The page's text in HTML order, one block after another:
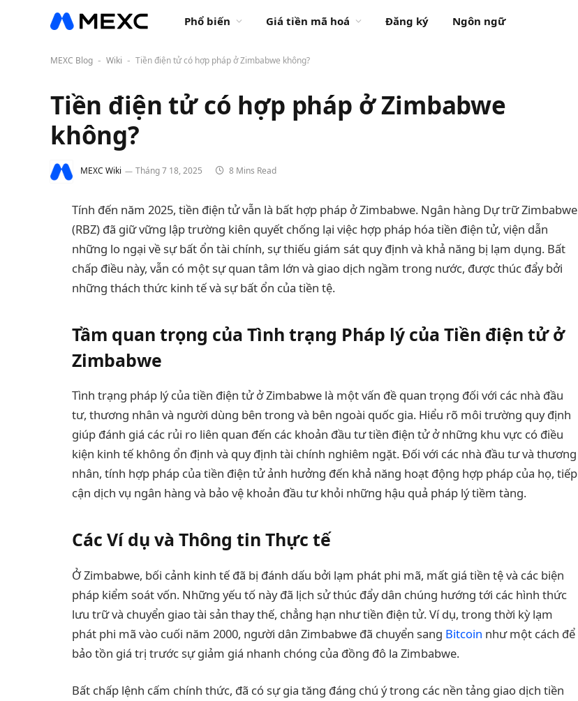
Phổ biến Giá tiền mã hoá Đăng ký Ngôn ngữ
MEXC Blog - Wiki - Tiền điện tử có hợp pháp ở Zimbabwe không?
Tiền điện tử có hợp pháp ở Zimbabwe
không?
MEXC Wiki Tháng 7 18, 2025 8 Mins Read
Tính đến năm 2025, tiền điện tử vẫn là bất hợp pháp ở Zimbabwe. Ngân hàng Dự trữ Zimbabwe
(RBZ) đã giữ vững lập trường kiên quyết chống lại việc hợp pháp hóa tiền điện tử, viện dẫn
những lo ngại về sự bất ổn tài chính, sự thiếu giám sát quy định và khả năng bị lạm dụng. Bất
chấp điều này, vẫn có một sự quan tâm lớn và giao dịch ngầm trong nước, được thúc đẩy bởi
những thách thức kinh tế và sự bất ổn của tiền tệ.
Tầm quan trọng của Tình trạng Pháp lý của Tiền điện tử ở
Zimbabwe
Tình trạng pháp lý của tiền điện tử ở Zimbabwe là một vấn đề quan trọng đối với các nhà đầu
tư, thương nhân và người dùng bên trong và bên ngoài quốc gia. Hiểu rõ môi trường quy định
giúp đánh giá các rủi ro liên quan đến các khoản đầu tư tiền điện tử ở những khu vực có điều
kiện kinh tế không ổn định và quy định tài chính nghiêm ngặt. Đối với các nhà đầu tư và thương
nhân, tính hợp pháp của tiền điện tử ảnh hưởng đến khả năng hoạt động hợp pháp của họ, tiếp
cận dịch vụ ngân hàng và bảo vệ khoản đầu tư khỏi những hậu quả pháp lý tiềm tàng.
Các Ví dụ và Thông tin Thực tế
Ở Zimbabwe, bối cảnh kinh tế đã bị đánh dấu bởi lạm phát phi mã, mất giá tiền tệ và các biện
pháp kiểm soát vốn. Những yếu tố này đã lịch sử thúc đẩy dân chúng hướng tới các hình thức
lưu trữ và chuyển giao tài sản thay thế, chẳng hạn như tiền điện tử. Ví dụ, trong thời kỳ lạm
phát phi mã vào cuối năm 2000, người dân Zimbabwe đã chuyển sang Bitcoin như một cách để
bảo tồn giá trị trước sự giảm giá nhanh chóng của đồng đô la Zimbabwe.
Bất chấp lệnh cấm chính thức, đã có sự gia tăng đáng chú ý trong các nền tảng giao dịch tiền